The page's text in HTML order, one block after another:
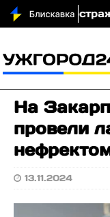
у ДТП
На
провели
13.11.2024